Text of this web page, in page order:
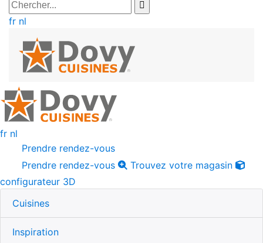
fr nl
fr nl
Prendre rendez-vous
Prendre rendez-vous
Trouvez votre magasin
configurateur 3D
Cuisines
Inspiration